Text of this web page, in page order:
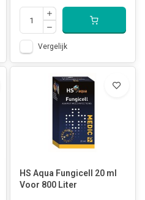
Vergelijk
HS Aqua Fungicell 20 ml
Voor 800 Liter